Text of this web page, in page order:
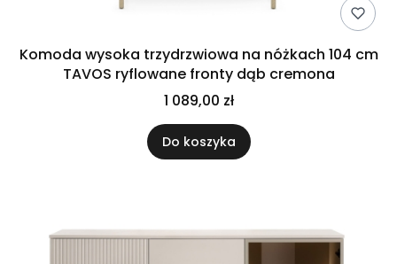
Komoda wysoka trzydrzwiowa na nóżkach 104 cm
TAVOS ryflowane fronty dąb cremona
1 089,00 zł
Do koszyka